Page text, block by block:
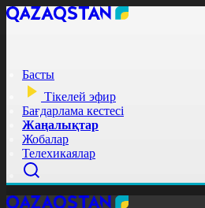
Басты
Тікелей эфир
Бағдарлама кестесі
Жаңалықтар
Жобалар
Телехикаялар